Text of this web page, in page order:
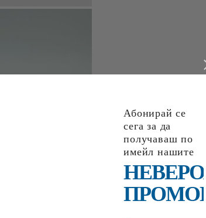
Абонирай се
сега за да
получаваш по
имейл нашите